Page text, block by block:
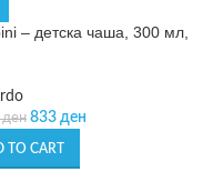
– детска чаша, 300 мл,
ден 833 ден
TO CART